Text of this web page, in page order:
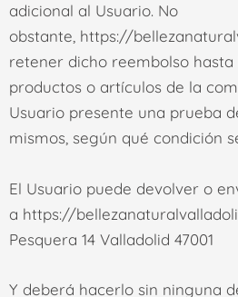
adicional al Usuario. No
obstante, https://
retener dicho reembolso
productos o artículos de la
Usuario presente una prueba
mismos, según qué condición
El Usuario puede devolver o
a https://
Pesquera 14 Valladolid 47001
Y deberá hacerlo sin ninguna